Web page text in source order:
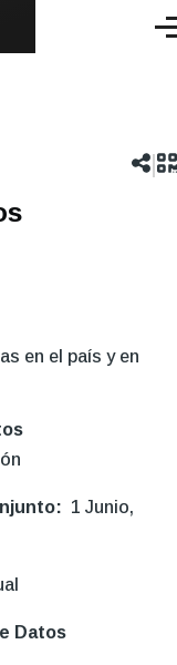
|
en el país y en
1 Junio,
Datos